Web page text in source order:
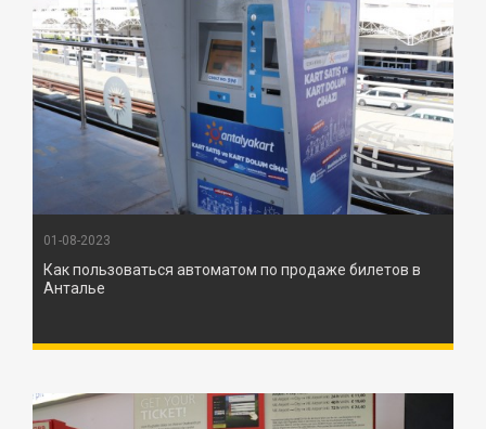
01-08-2023
Как пользоваться автоматом по продаже билетов в
Анталье